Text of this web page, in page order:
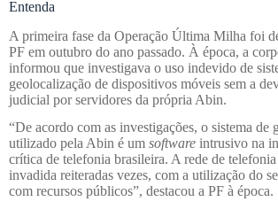
Entenda
A primeira fase da Operação Última Milha foi
PF em outubro do ano passado. À época, a
informou que investigava o uso indevido de
geolocalização de dispositivos móveis sem a
judicial por servidores da própria Abin.
“De acordo com as investigações, o sistema de
utilizado pela Abin é um software intrusivo na
crítica de telefonia brasileira. A rede de
invadida reiteradas vezes, com a utilização do
com recursos públicos”, destacou a PF à época.